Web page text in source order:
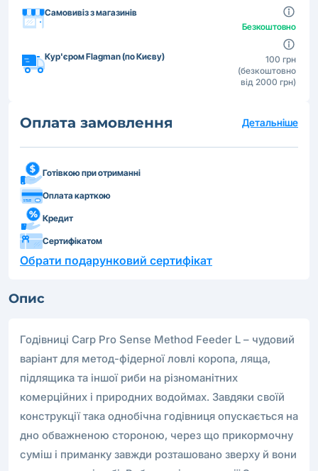
Самовивіз з магазинів
Безкоштовно
Кур'єром Flagman (по Києву)
100 грн
(безкоштовно
від 2000 грн)
Оплата замовлення Детальніше
Готівкою при отриманні
Оплата карткою
Кредит
Сертифікатом
Обрати подарунковий сертифікат
Опис
Годівниці Carp Pro Sense Method Feeder L – чудовий
варіант для метод-фідерної ловлі коропа, ляща,
підлящика та іншої риби на різноманітних
комерційних і природних водоймах. Завдяки своїй
конструкції така однобічна годівниця опускається на
дно обважненою стороною, через що прикормочну
суміш і приманку завжди розташовано зверху й вони